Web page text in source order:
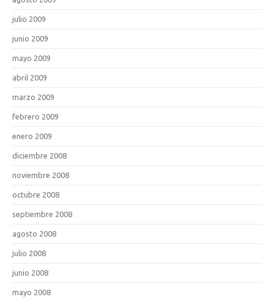
julio 2009
junio 2009
mayo 2009
abril 2009
marzo 2009
febrero 2009
enero 2009
diciembre 2008
noviembre 2008
octubre 2008
septiembre 2008
agosto 2008
julio 2008
junio 2008
mayo 2008